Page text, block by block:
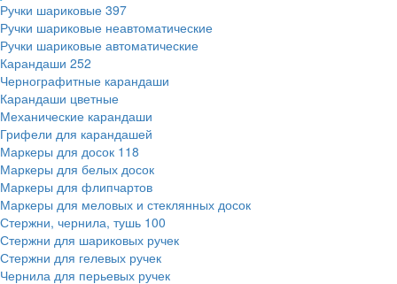
Ручки шариковые 397
Ручки шариковые неавтоматические
Ручки шариковые автоматические
Карандаши 252
Чернографитные карандаши
Карандаши цветные
Механические карандаши
Грифели для карандашей
Маркеры для досок 118
Маркеры для белых досок
Маркеры для флипчартов
Маркеры для меловых и стеклянных досок
Стержни, чернила, тушь 100
Стержни для шариковых ручек
Стержни для гелевых ручек
Чернила для перьевых ручек